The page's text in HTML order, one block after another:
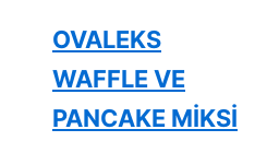
OVALEKS
WAFFLE VE
PANCAKE MİKSİ